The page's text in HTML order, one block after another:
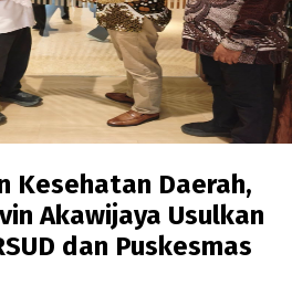
Kesehatan Daerah,
Akawijaya Usulkan
dan Puskesmas